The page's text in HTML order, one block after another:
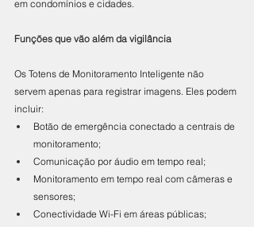
em condomínios e cidades.
Funções que vão além da vigilância
Os Totens de Monitoramento Inteligente não
servem apenas para registrar imagens. Eles podem
incluir:
Botão de emergência conectado a centrais de
monitoramento;
Comunicação por áudio em tempo real;
Monitoramento em tempo real com câmeras e
sensores;
Conectividade Wi-Fi em áreas públicas;